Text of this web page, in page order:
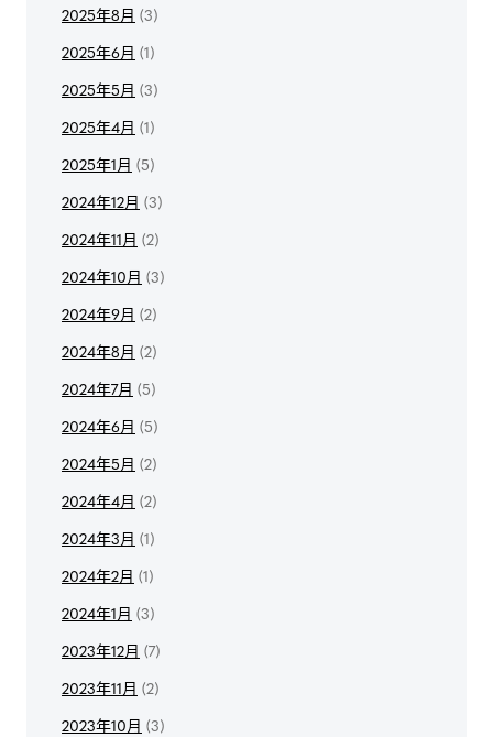
2025年8月 (3)
2025年6月 (1)
2025年5月 (3)
2025年4月 (1)
2025年1月 (5)
2024年12月 (3)
2024年11月 (2)
2024年10月 (3)
2024年9月 (2)
2024年8月 (2)
2024年7月 (5)
2024年6月 (5)
2024年5月 (2)
2024年4月 (2)
2024年3月 (1)
2024年2月 (1)
2024年1月 (3)
2023年12月 (7)
2023年11月 (2)
2023年10月 (3)